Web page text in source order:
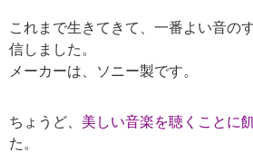
これまで生きてきて、一番よい音の
信しました。
メーカーは、ソニー製です。
ちょうど、 美しい音楽を聴くことに
た。